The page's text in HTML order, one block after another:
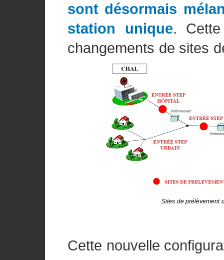
sont désormais
station unique.
changements de sites
Sites de prélèvement
Cette nouvelle